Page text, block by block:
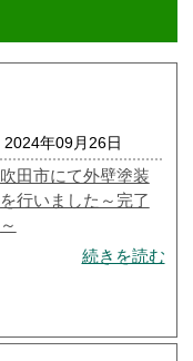
2024年09月26日
吹田市にて外壁塗装
を行いました～完了
～
続きを読む